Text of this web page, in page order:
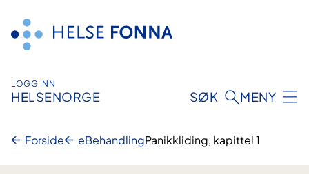
innhald
LOGG INN
HELSENORGE SØK MENY
Forside eBehandlingPanikkliding, kapittel 1